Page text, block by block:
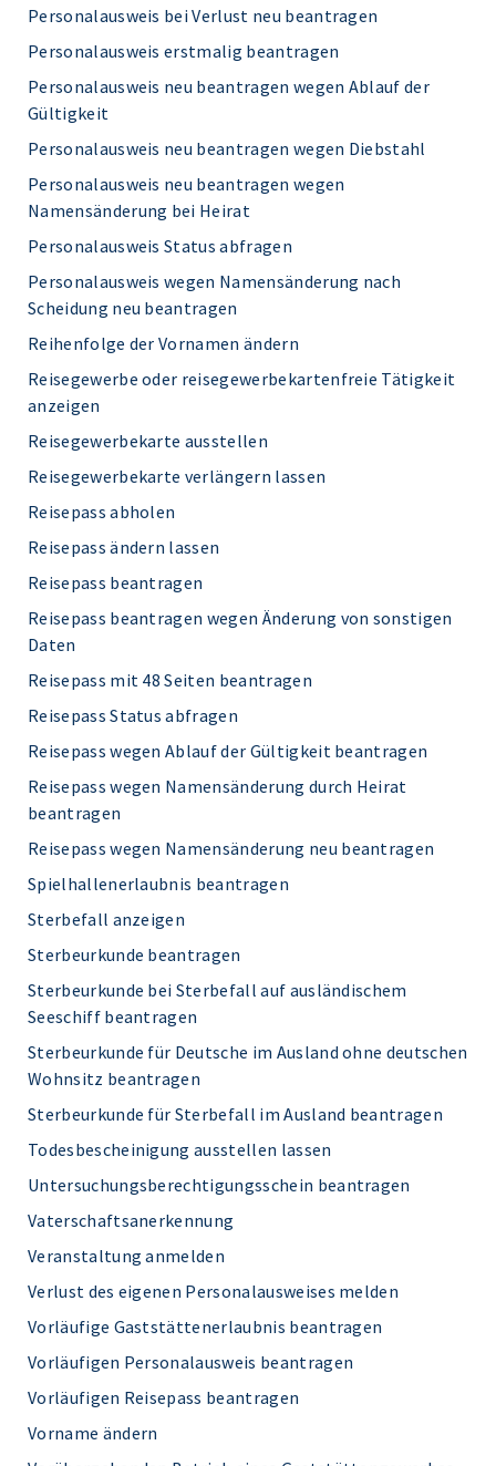
Personalausweis bei Verlust neu beantragen
Personalausweis erstmalig beantragen
Personalausweis neu beantragen wegen Ablauf der
Gültigkeit
Personalausweis neu beantragen wegen Diebstahl
Personalausweis neu beantragen wegen
Namensänderung bei Heirat
Personalausweis Status abfragen
Personalausweis wegen Namensänderung nach
Scheidung neu beantragen
Reihenfolge der Vornamen ändern
Reisegewerbe oder reisegewerbekartenfreie Tätigkeit
anzeigen
Reisegewerbekarte ausstellen
Reisegewerbekarte verlängern lassen
Reisepass abholen
Reisepass ändern lassen
Reisepass beantragen
Reisepass beantragen wegen Änderung von sonstigen
Daten
Reisepass mit 48 Seiten beantragen
Reisepass Status abfragen
Reisepass wegen Ablauf der Gültigkeit beantragen
Reisepass wegen Namensänderung durch Heirat
beantragen
Reisepass wegen Namensänderung neu beantragen
Spielhallenerlaubnis beantragen
Sterbefall anzeigen
Sterbeurkunde beantragen
Sterbeurkunde bei Sterbefall auf ausländischem
Seeschiff beantragen
Sterbeurkunde für Deutsche im Ausland ohne deutschen
Wohnsitz beantragen
Sterbeurkunde für Sterbefall im Ausland beantragen
Todesbescheinigung ausstellen lassen
Untersuchungsberechtigungsschein beantragen
Vaterschaftsanerkennung
Veranstaltung anmelden
Verlust des eigenen Personalausweises melden
Vorläufige Gaststättenerlaubnis beantragen
Vorläufigen Personalausweis beantragen
Vorläufigen Reisepass beantragen
Vorname ändern